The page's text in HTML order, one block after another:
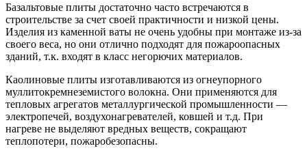
Базальтовые плиты достаточно часто встречаются в
строительстве за счет своей практичности и низкой цены.
Изделия из каменной ваты не очень удобны при монтаже из-за
своего веса, но они отлично подходят для пожароопасных
зданий, т.к. входят в класс негорючих материалов.
Каолиновые плиты изготавливаются из огнеупорного
муллитокремнеземистого волокна. Они применяются для
тепловых агрегатов металлургической промышленности —
электропечей, воздухонагревателей, ковшей и т.д. При
нагреве не выделяют вредных веществ, сокращают
теплопотери, пожаробезопасны.